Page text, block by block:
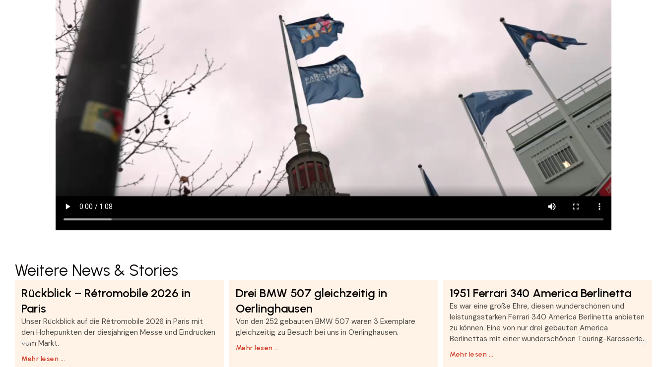
Weitere News & Stories
Rückblick – Rétromobile 2026 in
Paris
Unser Rückblick auf die Rétromobile 2026 in Paris mit
den Höhepunkten der diesjährigen Messe und Eindrücken
vom Markt.
Mehr lesen …
Drei BMW 507 gleichzeitig in
Oerlinghausen
Von den 252 gebauten BMW 507 waren 3 Exemplare
gleichzeitig zu Besuch bei uns in Oerlinghausen.
Mehr lesen …
1951 Ferrari 340 America Berlinetta
Es war eine große Ehre, diesen wunderschönen und
leistungsstarken Ferrari 340 America Berlinetta anbieten
zu können. Eine von nur drei gebauten America
Berlinettas mit einer wunderschönen Touring-Karosserie.
Mehr lesen …